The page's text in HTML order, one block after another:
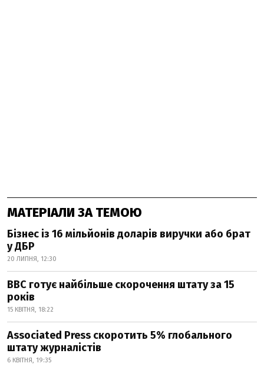
МАТЕРІАЛИ ЗА ТЕМОЮ
Бізнес із 16 мільйонів доларів виручки або брат
у ДБР
20 ЛИПНЯ, 12:30
BBC готує найбільше скорочення штату за 15
років
15 КВІТНЯ, 18:22
Associated Press скоротить 5% глобального
штату журналістів
6 КВІТНЯ, 19:35